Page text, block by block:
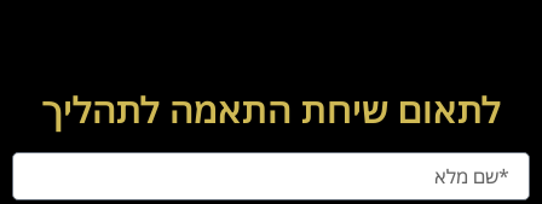
לתאום שיחת התאמה לתהליך